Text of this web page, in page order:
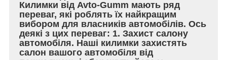
Килимки від Avto-Gumm мають ряд
переваг, які роблять їх найкращим
вибором для власників автомобілів. Ось
деякі з цих переваг: 1. Захист салону
автомобіля. Наші килимки захистять
салон вашого автомобіля від